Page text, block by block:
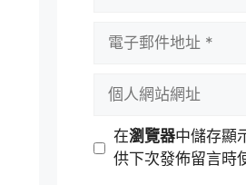
址
站
在瀏覽器中儲存顯
供下次發佈留言時